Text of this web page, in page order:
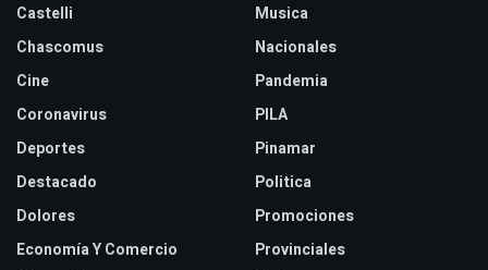
Castelli
Chascomus
Cine
Coronavirus
Deportes
Destacado
Dolores
Economía Y Comercio
Musica
Nacionales
Pandemia
PILA
Pinamar
Politica
Promociones
Provinciales